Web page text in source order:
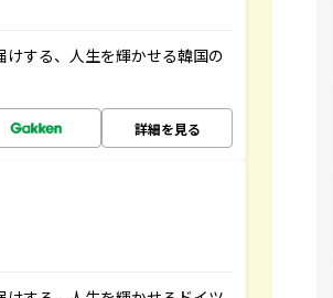
する、人生を輝かせる韓国の
詳細を見る